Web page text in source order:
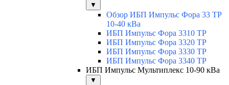
▼
Обзор ИБП Импульс Фора 33 ТР
10-40 кВа
ИБП Импульс Фора 3310 ТР
ИБП Импульс Фора 3320 ТР
ИБП Импульс Фора 3330 ТР
ИБП Импульс Фора 3340 ТР
ИБП Импульс Мультиплекс 10-90 кВа
▼